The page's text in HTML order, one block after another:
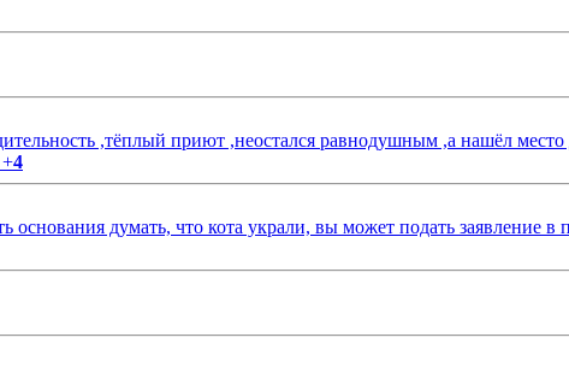
,тёплый приют ,неостался равнодушным ,а нашёл
+4
думать, что кота украли, вы может подать заявление в